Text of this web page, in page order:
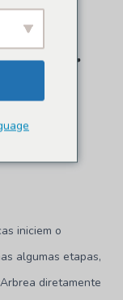
Como compartilhar um caso do myArbrea para o Arbrea Suite
o
iniciem o
algumas etapas,
diretamente